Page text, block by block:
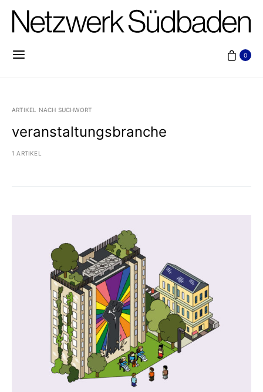
0
ARTIKEL NACH SUCHWORT
veranstaltungsbranche
1 ARTIKEL